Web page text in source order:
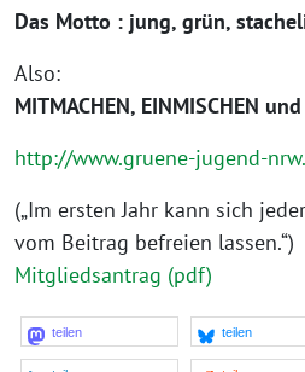
Das Motto : jung, grün,
Also:
MITMACHEN, EINMISCHEN
http://www.gruene-jugend-
(„Im ersten Jahr kann sich
vom Beitrag befreien lassen.“)
Mitgliedsantrag (pdf)
teilen teilen